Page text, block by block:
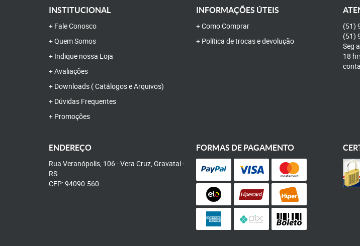
INSTITUCIONAL
Fale Conosco
Quem Somos
Indique nossa Loja
Avaliações
Downloads ( Catálogos e Arquivos)
Dúvidas Frequentes
Promoções
INFORMAÇÕES ÚTEIS
Como Comprar
Política de trocas e devolução
(51)
(51)
Seg
18
ENDEREÇO
Rua Veranópolis, 106-Vera Cruz, Gravataí-
RS
CEP: 94090-560
FORMAS DE PAGAMENTO